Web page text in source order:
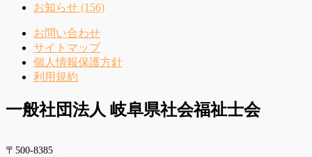
お知らせ (156)
お問い合わせ
サイトマップ
個人情報保護方針
利用規約
一般社団法人 岐阜県社会福祉士会
〒500-8385